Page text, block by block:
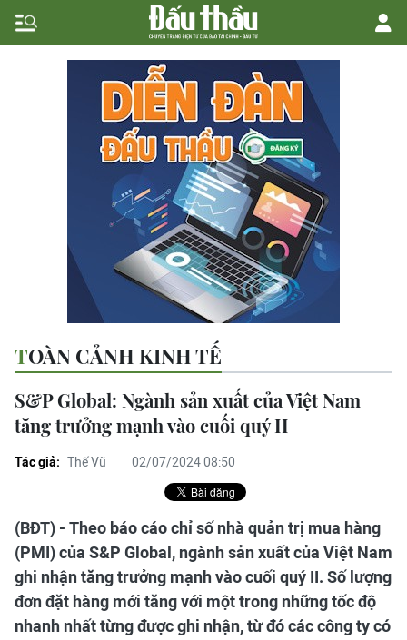
TOÀN CẢNH KINH TẾ
S&P Global: Ngành sản xuất của Việt Nam
tăng trưởng mạnh vào cuối quý II
Tác giả: Thế Vũ 02/07/2024 08:50
(BĐT) - Theo báo cáo chỉ số nhà quản trị mua hàng
(PMI) của S&P Global, ngành sản xuất của Việt Nam
ghi nhận tăng trưởng mạnh vào cuối quý II. Số lượng
đơn đặt hàng mới tăng với một trong những tốc độ
nhanh nhất từng được ghi nhận, từ đó các công ty có